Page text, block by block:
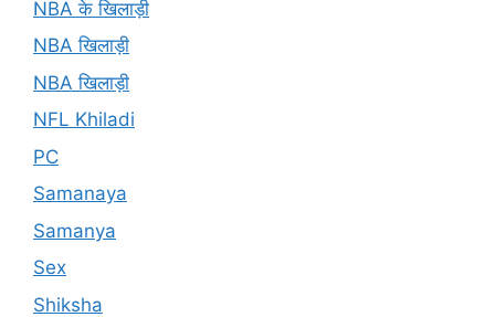
NBA के खिलाड़ी
NBA खिलाड़ी
NBA खिलाड़ी
NFL Khiladi
PC
Samanaya
Samanya
Sex
Shiksha